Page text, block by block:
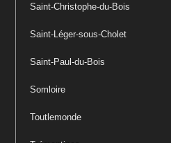
Saint-Christophe-du-Bois
Saint-Léger-sous-Cholet
Saint-Paul-du-Bois
Somloire
Toutlemonde